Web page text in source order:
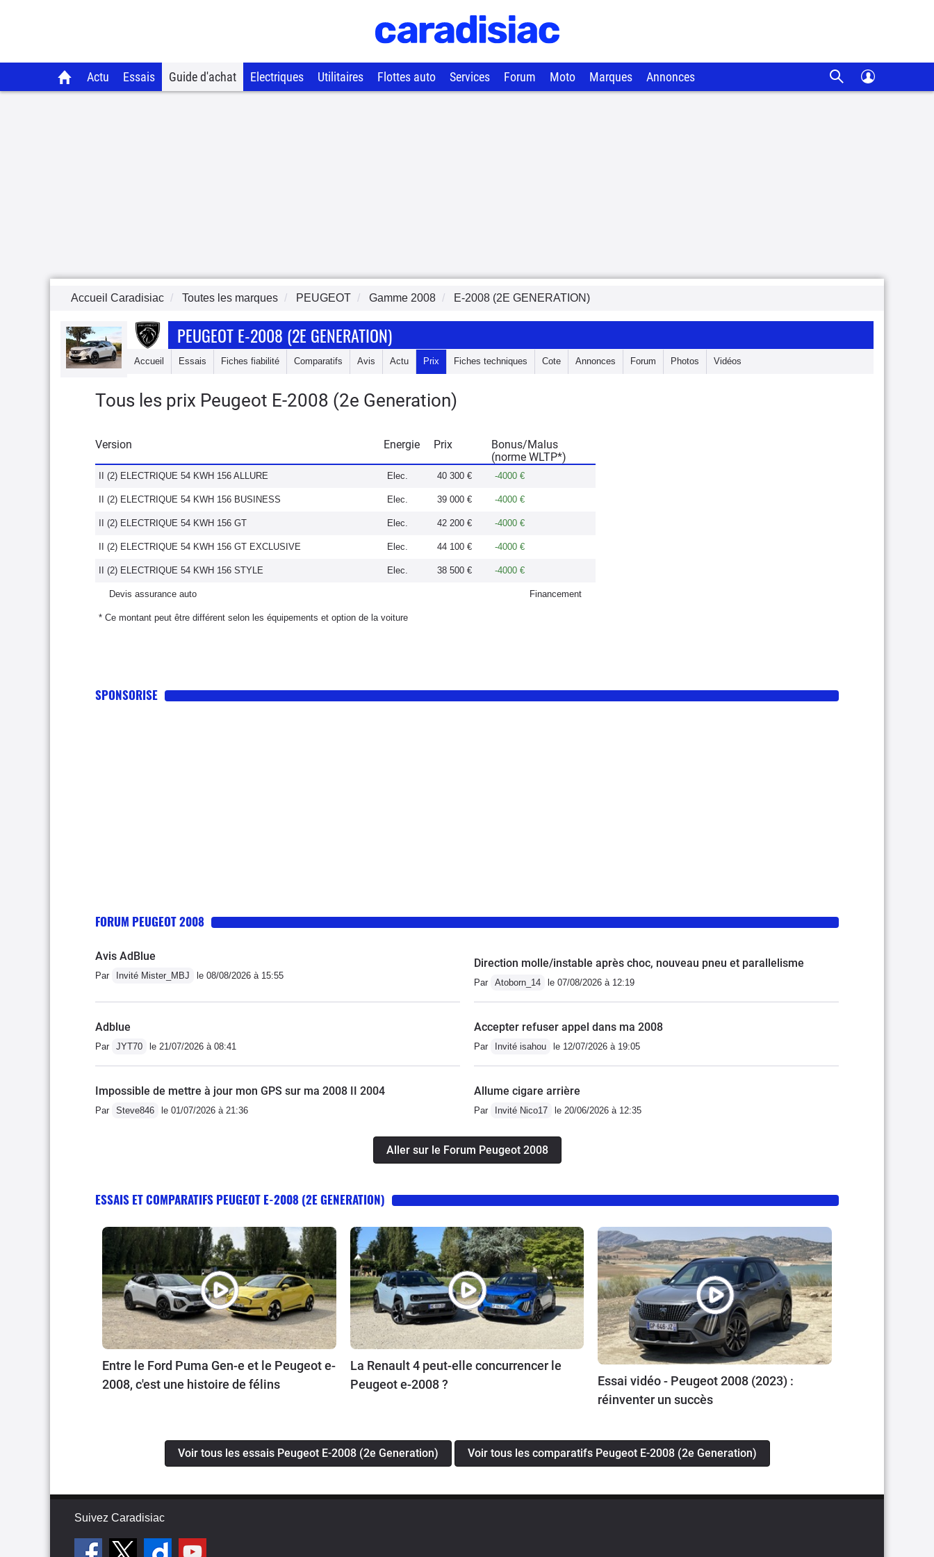
Actu Essais Guide d'achat Electriques Utilitaires Flottes auto Services Forum Moto Marques Annonces
Accueil Caradisiac Toutes les marques PEUGEOT Gamme 2008 E-2008 (2E GENERATION)
PEUGEOT E-2008 (2E GENERATION)
Accueil Essais Fiches fiabilité Comparatifs Avis Actu Prix Fiches techniques Cote Annonces Forum Photos Vidéos
Tous les prix Peugeot E-2008 (2e Generation)
Version Energie Prix
Bonus/Malus
(norme WLTP*)
II (2) ELECTRIQUE 54 KWH 156 ALLURE Elec. 40 300 € -4000 €
II (2) ELECTRIQUE 54 KWH 156 BUSINESS Elec. 39 000 € -4000 €
II (2) ELECTRIQUE 54 KWH 156 GT Elec. 42 200 € -4000 €
II (2) ELECTRIQUE 54 KWH 156 GT EXCLUSIVE Elec. 44 100 € -4000 €
II (2) ELECTRIQUE 54 KWH 156 STYLE Elec. 38 500 € -4000 €
Devis assurance auto Financement
* Ce montant peut être différent selon les équipements et option de la voiture
SPONSORISE
FORUM PEUGEOT 2008
Avis AdBlue
Par Invité Mister_MBJ le 08/08/2026 à 15:55
Direction molle/instable après choc, nouveau pneu et parallelisme
Par Atoborn_14 le 07/08/2026 à 12:19
Adblue
Par JYT70 le 21/07/2026 à 08:41
Accepter refuser appel dans ma 2008
Par Invité isahou le 12/07/2026 à 19:05
Impossible de mettre à jour mon GPS sur ma 2008 II 2004
Par Steve846 le 01/07/2026 à 21:36
Allume cigare arrière
Par Invité Nico17 le 20/06/2026 à 12:35
Aller sur le Forum Peugeot 2008
ESSAIS ET COMPARATIFS PEUGEOT E-2008 (2E GENERATION)
Entre le Ford Puma Gen-e et le Peugeot e-
2008, c'est une histoire de félins
La Renault 4 peut-elle concurrencer le
Peugeot e-2008 ?
Essai vidéo - Peugeot 2008 (2023) :
réinventer un succès
Voir tous les essais Peugeot E-2008 (2e Generation) Voir tous les comparatifs Peugeot E-2008 (2e Generation)
Suivez Caradisiac